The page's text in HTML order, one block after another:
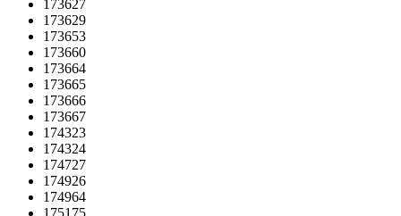
173627
173629
173653
173660
173664
173665
173666
173667
174323
174324
174727
174926
174964
175175